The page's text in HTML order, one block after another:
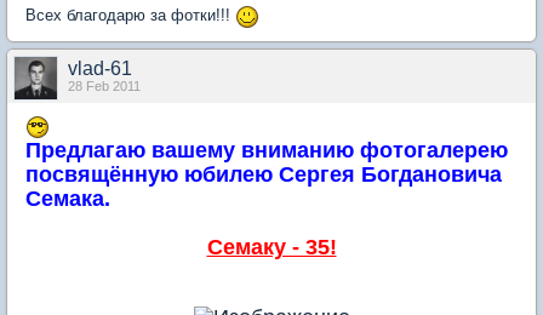
Всех благодарю за фотки!!!
vlad-61
28 Feb 2011
Предлагаю вашему вниманию фотогалерею
посвящённую юбилею Сергея Богдановича
Семака.
Семаку - 35!